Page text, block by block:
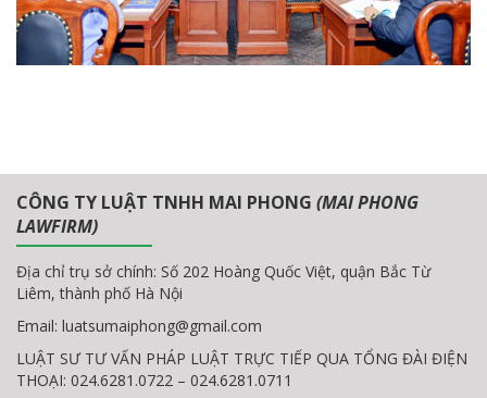
CÔNG TY LUẬT TNHH MAI PHONG (MAI PHONG
LAWFIRM)
Địa chỉ trụ sở chính: Số 202 Hoàng Quốc Việt, quận Bắc Từ
Liêm, thành phố Hà Nội
Email: luatsumaiphong@gmail.com
LUẬT SƯ TƯ VẤN PHÁP LUẬT TRỰC TIẾP QUA TỔNG ĐÀI ĐIỆN
THOẠI: 024.6281.0722 – 024.6281.0711